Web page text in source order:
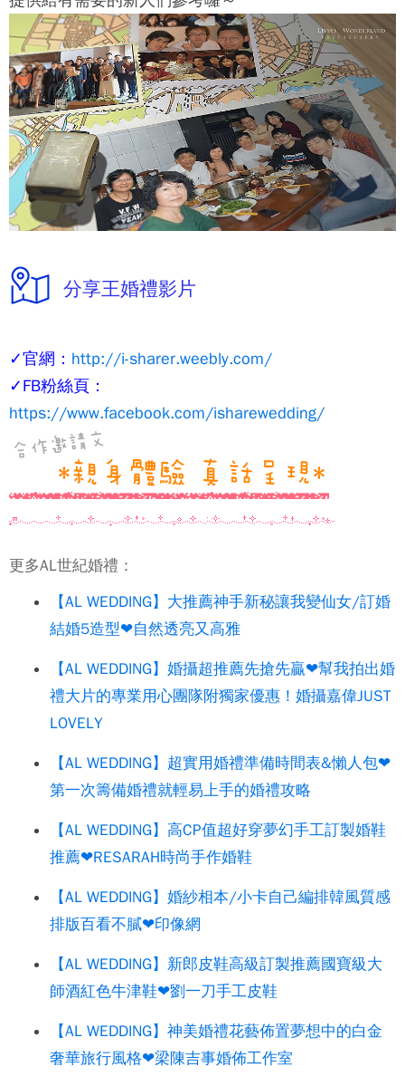
分享王婚禮影片
✓官網： http://i-sharer.weebly.com/
✓FB粉絲頁：
https://www.facebook.com/isharewedding/
更多AL世紀婚禮：
【AL WEDDING】大推薦神手新秘讓我變仙女/訂婚
結婚5造型❤自然透亮又高雅
【AL WEDDING】婚攝超推薦先搶先贏❤幫我拍出婚
禮大片的專業用心團隊附獨家優惠！婚攝嘉偉JUST
LOVELY
【AL WEDDING】超實用婚禮準備時間表&懶人包❤
第一次籌備婚禮就輕易上手的婚禮攻略
【AL WEDDING】高CP值超好穿夢幻手工訂製婚鞋
推薦❤RESARAH時尚手作婚鞋
【AL WEDDING】婚紗相本/小卡自己編排韓風質感
排版百看不膩❤印像網
【AL WEDDING】新郎皮鞋高級訂製推薦國寶級大
師酒紅色牛津鞋❤劉一刀手工皮鞋
【AL WEDDING】神美婚禮花藝佈置夢想中的白金
奢華旅行風格❤梁陳吉事婚佈工作室